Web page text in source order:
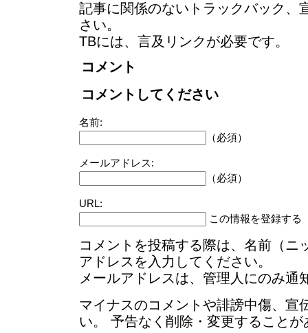
記事に関係のないトラックバック、
さい。
TBには、言及リンクが必要です。
コメント
コメントしてください
名前:
（必須）
メールアドレス:
（必須）
URL:
この情報を登録する
コメントを投稿する際は、名前（ニ
アドレスを入力してください。
メールアドレスは、管理人にのみ通
マイナスのコメントや誹謗中傷、宣
い。 予告なく削除・変更することが